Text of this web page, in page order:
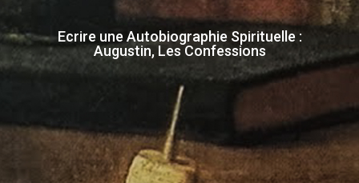
Ecrire une Autobiographie Spirituelle :
Augustin, Les Confessions